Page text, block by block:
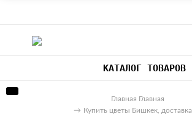
КАТАЛОГ ТОВАРОВ
Главная Главная
→ Купить цветы Бишкек, доставка